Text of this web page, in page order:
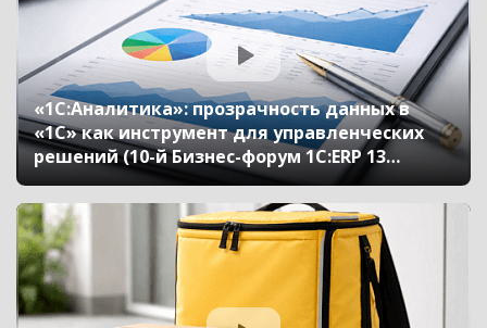
«1С:Аналитика»: прозрачность данных в
«1С» как инструмент для управленческих
решений (10-й Бизнес-форум 1С:ERP 13
октября 2023 г., Дмитриев Владислав, «1С»)